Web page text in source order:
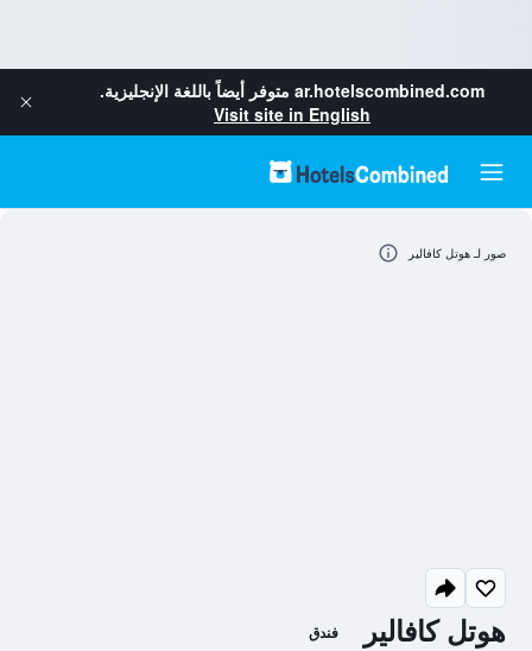
ar.hotelscombined.com متوفر أيضاً باللغة الإنجليزية.
Visit site in English
هوتل كافالير فندق
صور لـ هوتل كافالير